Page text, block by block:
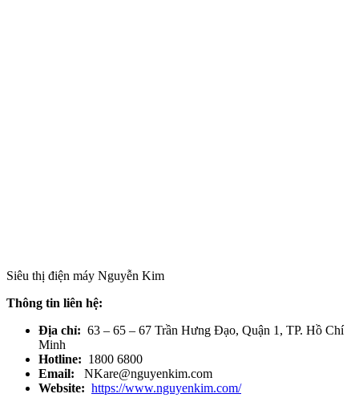
Siêu thị điện máy Nguyễn Kim
Thông tin liên hệ:
Địa chỉ: 63 – 65 – 67 Trần Hưng Đạo, Quận 1, TP. Hồ Chí
Minh
Hotline: 1800 6800
Email:
NKare@nguyenkim.com
Website: https://www.nguyenkim.com/